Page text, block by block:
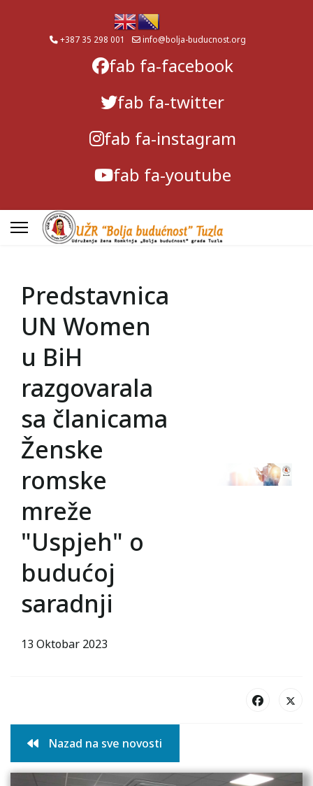
+387 35 298 001 info@bolja-buducnost.org
fab fa-facebook
fab fa-twitter
fab fa-instagram
fab fa-youtube
Predstavnica
UN Women
u BiH
razgovarala
sa članicama
Ženske
romske
mreže
"Uspjeh" o
budućoj
saradnji
13 Oktobar 2023
Nazad na sve novosti